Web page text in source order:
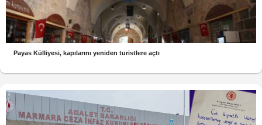
Payas Külliyesi, kapılarını yeniden turistlere açtı